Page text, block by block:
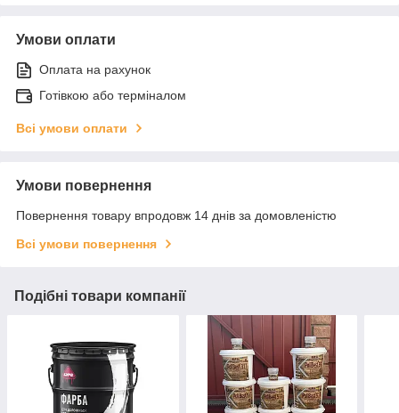
Умови оплати
Оплата на рахунок
Готівкою або терміналом
Всі умови оплати
Умови повернення
Повернення товару впродовж 14 днів за домовленістю
Всі умови повернення
Подібні товари компанії